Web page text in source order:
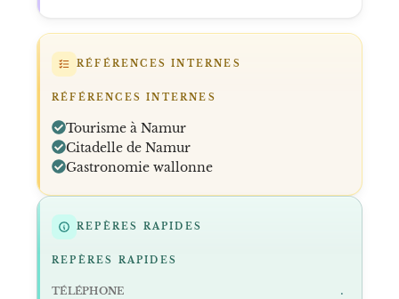
RÉFÉRENCES INTERNES
RÉFÉRENCES INTERNES
Tourisme à Namur
Citadelle de Namur
Gastronomie wallonne
REPÈRES RAPIDES
REPÈRES RAPIDES
TÉLÉPHONE .